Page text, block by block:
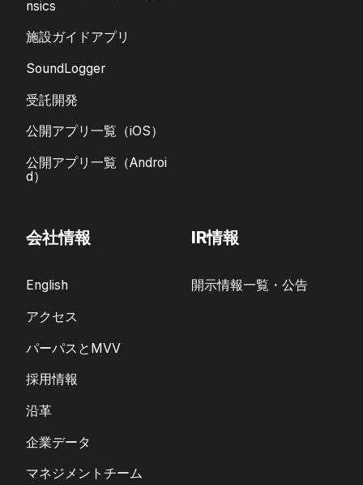
nsics
施設ガイドアプリ
SoundLogger
受託開発
公開アプリ一覧（iOS）
公開アプリ一覧（Androi
d）
会社情報
English
アクセス
パーパスとMVV
採用情報
沿革
企業データ
マネジメントチーム
IR情報
開示情報一覧・公告